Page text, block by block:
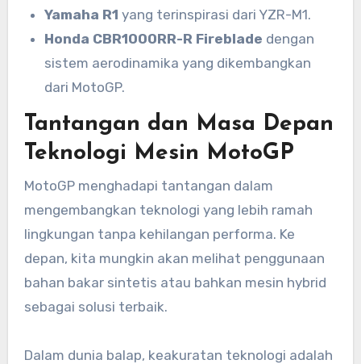
Yamaha R1 yang terinspirasi dari YZR-M1.
Honda CBR1000RR-R Fireblade dengan
sistem aerodinamika yang dikembangkan
dari MotoGP.
Tantangan dan Masa Depan
Teknologi Mesin MotoGP
MotoGP menghadapi tantangan dalam
mengembangkan teknologi yang lebih ramah
lingkungan tanpa kehilangan performa. Ke
depan, kita mungkin akan melihat penggunaan
bahan bakar sintetis atau bahkan mesin hybrid
sebagai solusi terbaik.
Dalam dunia balap, keakuratan teknologi adalah